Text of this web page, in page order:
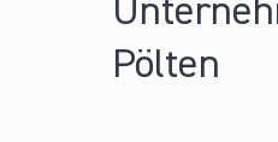
Das sind wirPölten